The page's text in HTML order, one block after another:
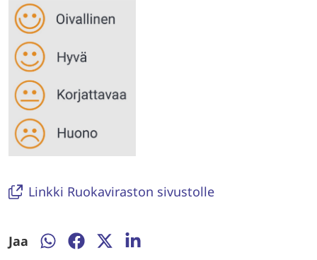
Linkki Ruokaviraston sivustolle
Jaa
Jaa
Jaa
Jaa
Jaa